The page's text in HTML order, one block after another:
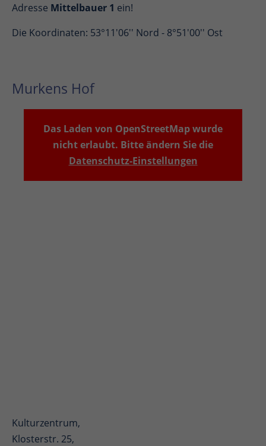
Adresse Mittelbauer 1 ein!
Die Koordinaten: 53°11'06'' Nord - 8°51'00'' Ost
Murkens Hof
Das Laden von OpenStreetMap wurde
nicht erlaubt. Bitte ändern Sie die
Datenschutz-Einstellungen
Kulturzentrum,
Klosterstr. 25,